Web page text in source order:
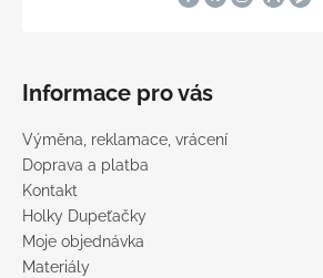
Informace pro vás
Výměna, reklamace, vrácení
Doprava a platba
Kontakt
Holky Dupeťačky
Moje objednávka
Materiály